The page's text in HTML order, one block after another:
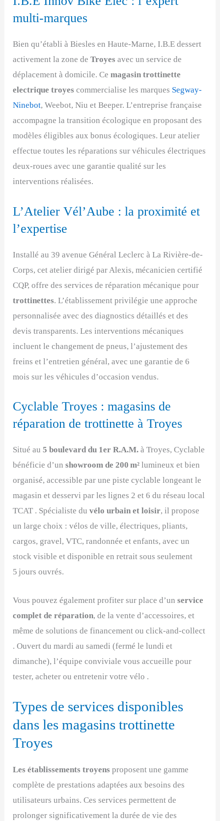
multi-marques
Bien qu’établi à Biesles en Haute-Marne, I.B.E dessert
activement la zone deTroyesavec un service de
déplacement à domicile. Cemagasin trottinette
electrique troyes commercialise les marques Segway-
Ninebot, Weebot, Niu et Beeper. L’entreprise française
accompagne la transition écologique en proposant des
modèles éligibles aux bonus écologiques. Leur atelier
effectue toutes les réparations sur véhicules électriques
deux-roues avec une garantie qualité sur les
interventions réalisées.
L’Atelier Vél’Aube : la proximité et
l’expertise
Installé au 39 avenue Général Leclerc à La Rivière-de-
Corps, cet atelier dirigé par Alexis, mécanicien certifié
CQP, offre des services de réparation mécanique pour
trottinettes. L’établissement privilégie une approche
personnalisée avec des diagnostics détaillés et des
devis transparents. Les interventions mécaniques
incluent le changement de pneus, l’ajustement des
freins et l’entretien général, avec une garantie de 6
mois sur les véhicules d’occasion vendus.
Cyclable Troyes : magasins de
réparation de trottinette à Troyes
Situé au5 boulevard du 1er R.A.M. à Troyes, Cyclable
bénéficie d’unshowroom de 200 m² lumineux et bien
organisé, accessible par une piste cyclable longeant le
magasin et desservi par les lignes 2 et 6 du réseau local
TCAT . Spécialiste duvélo urbain et loisir, il propose
un large choix : vélos de ville, électriques, pliants,
cargos, gravel, VTC, randonnée et enfants, avec un
stock visible et disponible en retrait sous seulement
5 jours ouvrés.
Vous pouvez également profiter sur place d’unservice
complet de réparation, de la vente d’accessoires, et
même de solutions de financement ou click‑and‑collect
. Ouvert du mardi au samedi (fermé le lundi et
dimanche), l’équipe conviviale vous accueille pour
tester, acheter ou entretenir votre vélo .
Types de services disponibles
dans les magasins trottinette
Troyes
Les établissements troyens proposent une gamme
complète de prestations adaptées aux besoins des
utilisateurs urbains. Ces services permettent de
prolonger significativement la durée de vie des